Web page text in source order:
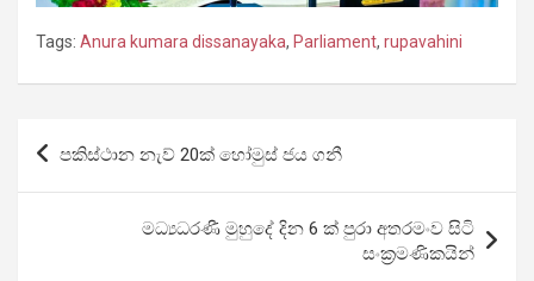
Tags: Anura kumara dissanayaka, Parliament, rupavahini
Post
පකිස්ථාන නැව් 20ක් හෝමුස් ජය ගනී
මධ්‍යධරණී මුහුදේ දින 6 ක් පුරා අතරමංව සිටි
සංක්‍රමණිකයින්